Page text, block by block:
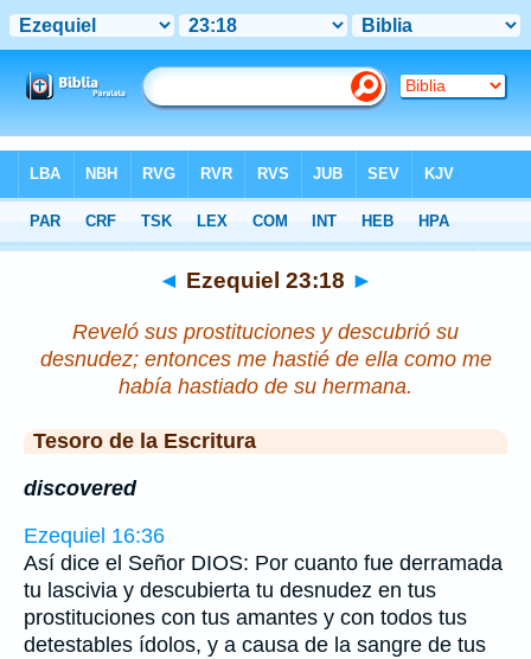
>Ezequiel Capítulo 23 > Verso 18
◄ Ezequiel 23:18 ►
Reveló sus prostituciones y descubrió su
desnudez; entonces me hastié de ella como me
había hastiado de su hermana.
Tesoro de la Escritura
discovered
Ezequiel 16:36
Así dice el Señor DIOS: Por cuanto fue derramada
tu lascivia y descubierta tu desnudez en tus
prostituciones con tus amantes y con todos tus
detestables ídolos, y a causa de la sangre de tus